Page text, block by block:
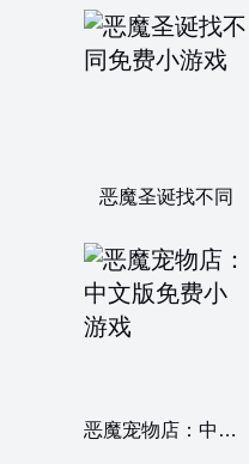
恶魔圣诞找不同
恶魔宠物店：中文版